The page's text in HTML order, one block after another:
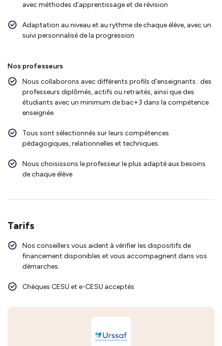
avec méthodes d’apprentissage et de révision
Adaptation au niveau et au rythme de chaque élève, avec un
suivi personnalisé de la progression
Nos professeurs
Nous collaborons avec différents profils d’enseignants : des
professeurs diplômés, actifs ou retraités, ainsi que des
étudiants avec un minimum de bac+3 dans la compétence
enseignée.
Tous sont sélectionnés sur leurs compétences
pédagogiques, relationnelles et techniques.
Nous choisissons le professeur le plus adapté aux besoins
de chaque élève
Tarifs
Nos conseillers vous aident à vérifier les dispositifs de
financement disponibles et vous accompagnent dans vos
démarches.
Chèques CESU et e-CESU acceptés